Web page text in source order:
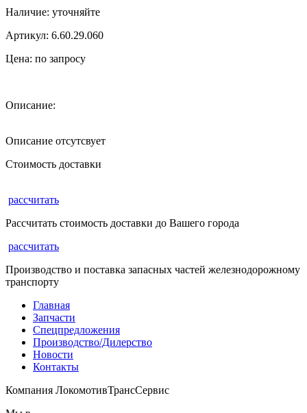
Наличие: уточняйте
Артикул: 6.60.29.060
Цена: по запросу
Описание:
Описание отсутсвует
Стоимость доставки
рассчитать
Рассчитать стоимость доставки до Вашего города
рассчитать
Производство и поставка запасных частей железнодорожному
транспорту
Главная
Запчасти
Спецпредложения
Производство/Дилерство
Новости
Контакты
Компания ЛокомотивТрансСервис